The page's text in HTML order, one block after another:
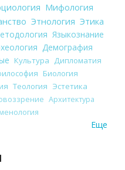
Мифология
Этнология Этика
Языкознание
Демография
Культура
Дипломатия
Биология
Теология Эстетика
Архитектура
Еще